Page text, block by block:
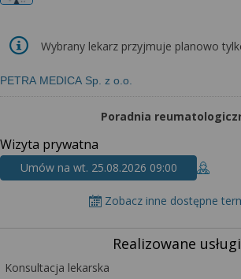
PETRA MEDICA Sp. z o.o.
Wybrany lekarz przyjmuje planowo
Poradnia
Wizyta prywatna
Umów na wt. 25.08.2026 09:00
Zobacz inne dostępne
Realizowane usługi
Konsultacja lekarska